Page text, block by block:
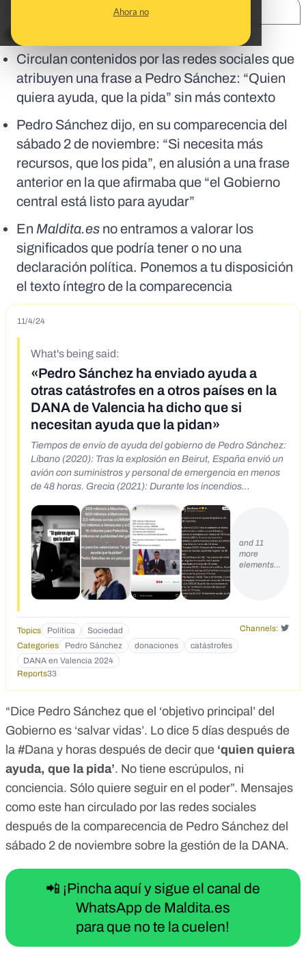
Ahora no
En corto:
Circulan contenidos por las redes sociales que
atribuyen una frase a Pedro Sánchez: “Quien
quiera ayuda, que la pida” sin más contexto
Pedro Sánchez dijo, en su comparecencia del
sábado 2 de noviembre: “Si necesita más
recursos, que los pida”, en alusión a una frase
anterior en la que afirmaba que “el Gobierno
central está listo para ayudar”
En Maldita.es no entramos a valorar los
significados que podría tener o no una
declaración política. Ponemos a tu disposición
el texto íntegro de la comparecencia
11/4/24
What's being said:
«Pedro Sánchez ha enviado ayuda a
otras catástrofes en a otros países en la
DANA de Valencia ha dicho que si
necesitan ayuda que la pidan»
Tiempos de envío de ayuda del gobierno de Pedro Sánchez:
Líbano (2020): Tras la explosión en Beirut, España envió un
avión con suministros y personal de emergencia en menos
de 48 horas. Grecia (2021): Durante los incendios
incendios en menos de 24 horas. Turquía (2023): Después
del terremoto, equipos de rescate españoles llegaron en 36
horas. Mozambique (2019): Tras el paso del ciclón Idai, el
gobierno español envió ayuda humanitaria en menos de 48
horas. Ucrania (2022): Al inicio del conflicto, España envió
aviones con ayuda humanitaria y equipos médicos en las
primeras 72 horas. Marruecos (2023): Tras el terremoto,
Libia (2023): Durante las inundaciones en Derna, se
movilizaron equipos de apoyo en menos de 72 horas.
Valencia (2024): "Si necesitan ayuda, que la pidan".
and 11
more
elements…
Topics Política Sociedad
Channels:
Categories
Pedro Sánchez donaciones
catástrofes
DANA en Valencia 2024
Reports33
“Dice Pedro Sánchez que el ‘objetivo principal’ del
Gobierno es ‘salvar vidas’. Lo dice 5 días después de
la #Dana y horas después de decir que ‘quien quiera
ayuda, que la pida’. No tiene escrúpulos, ni
conciencia. Sólo quiere seguir en el poder”. Mensajes
como este han circulado por las redes sociales
después de la comparecencia de Pedro Sánchez del
sábado 2 de noviembre sobre la gestión de la DANA.
📲 ¡Pincha aquí y sigue el canal de
WhatsApp de Maldita.es
para que no te la cuelen!